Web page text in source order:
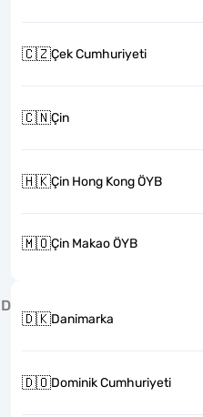
🇨🇿Çek Cumhuriyeti
🇨🇳Çin
🇭🇰Çin Hong Kong ÖYB
🇲🇴Çin Makao ÖYB
D
🇩🇰Danimarka
🇩🇴Dominik Cumhuriyeti